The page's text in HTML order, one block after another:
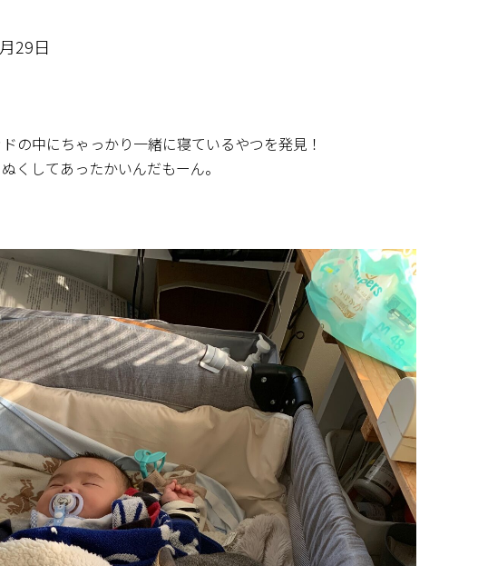
29日
の中にちゃっかり一緒に寝ているやつを発見！
くしてあったかいんだもーん。